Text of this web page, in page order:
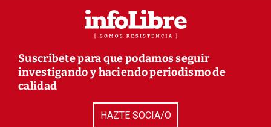
Suscríbete para que podamos seguir
investigando y haciendo periodismo de
calidad
HAZTE SOCIA/O